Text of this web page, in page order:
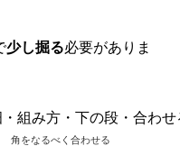
少し掘る必要がありま
角をなるべく合わせる